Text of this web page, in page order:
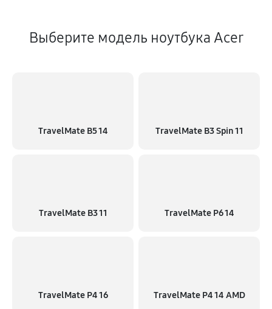
Выберите модель ноутбука Acer
TravelMate B5 14 TravelMate B3 Spin 11
TravelMate B3 11 TravelMate P6 14
TravelMate P4 16 TravelMate P4 14 AMD